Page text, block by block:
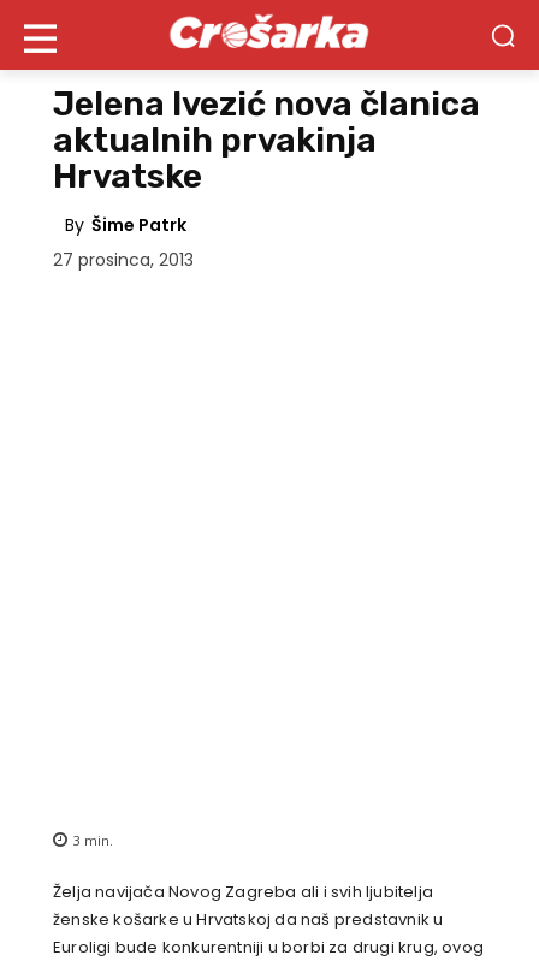
Jelena Ivezić nova članica
aktualnih prvakinja
Hrvatske
By Šime Patrk
27 prosinca, 2013
3 min.
Želja navijača Novog Zagreba ali i svih ljubitelja
ženske košarke u Hrvatskoj da naš predstavnik u
Euroligi bude konkurentniji u borbi za drugi krug, ovog